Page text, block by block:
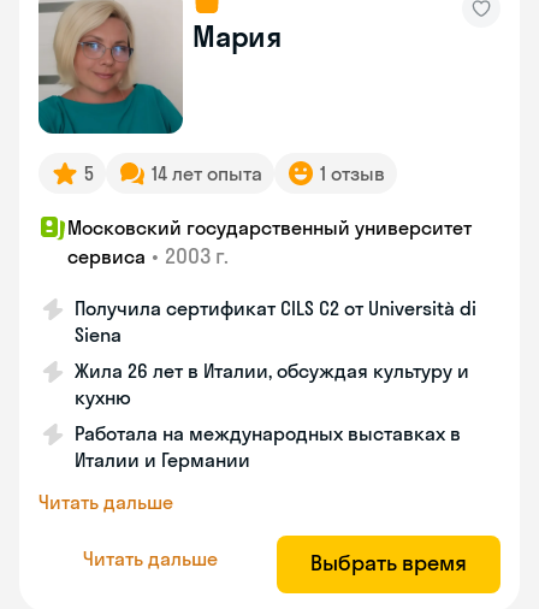
Мария
5 14 лет опыта 1 отзыв
Московский государственный университет
сервиса • 2003 г.
Получила сертификат CILS C2 от Università di
Siena
Жила 26 лет в Италии, обсуждая культуру и
кухню
Работала на международных выставках в
Италии и Германии
Читать дальше
Читать дальше Выбрать время